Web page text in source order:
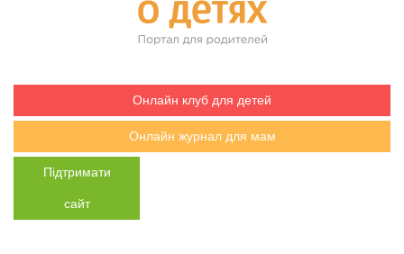
Онлайн клуб для детей
Онлайн журнал для мам
Підтримати
сайт